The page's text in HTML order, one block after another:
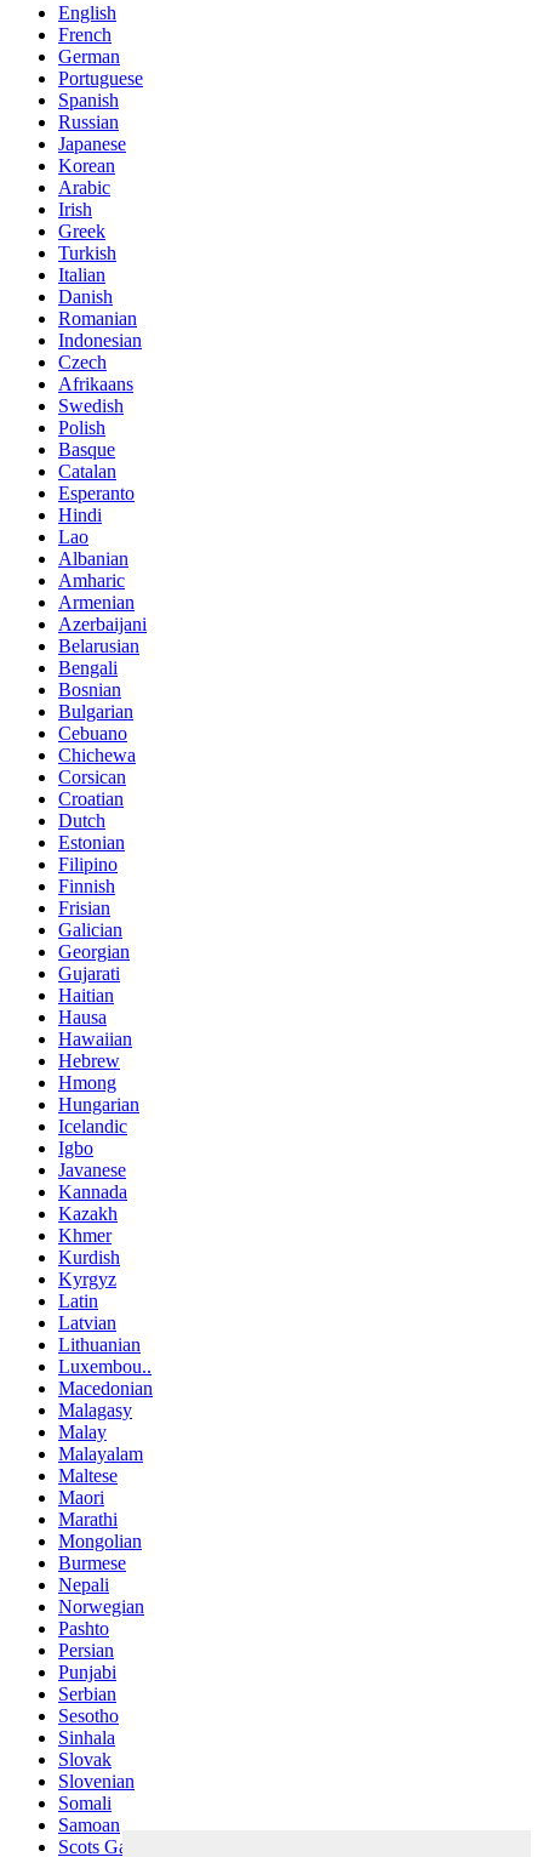
English
French
German
Portuguese
Spanish
Russian
Japanese
Korean
Arabic
Irish
Greek
Turkish
Italian
Danish
Romanian
Indonesian
Czech
Afrikaans
Swedish
Polish
Basque
Catalan
Esperanto
Hindi
Lao
Albanian
Amharic
Armenian
Azerbaijani
Belarusian
Bengali
Bosnian
Bulgarian
Cebuano
Chichewa
Corsican
Croatian
Dutch
Estonian
Filipino
Finnish
Frisian
Galician
Georgian
Gujarati
Haitian
Hausa
Hawaiian
Hebrew
Hmong
Hungarian
Icelandic
Igbo
Javanese
Kannada
Kazakh
Khmer
Kurdish
Kyrgyz
Latin
Latvian
Lithuanian
Luxembou..
Macedonian
Malagasy
Malay
Malayalam
Maltese
Maori
Marathi
Mongolian
Burmese
Nepali
Norwegian
Pashto
Persian
Punjabi
Serbian
Sesotho
Sinhala
Slovak
Slovenian
Somali
Samoan
Scots Gaelic